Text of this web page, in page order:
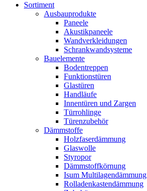
Sortiment
Ausbauprodukte
Paneele
Akustikpaneele
Wandverkleidungen
Schrankwandsysteme
Bauelemente
Bodentreppen
Funktionstüren
Glastüren
Handläufe
Innentüren und Zargen
Türrohlinge
Türenzubehör
Dämmstoffe
Holzfaserdämmung
Glaswolle
Styropor
Dämmstoffkörnung
Isum Multilagendämmung
Rolladenkastendämmung